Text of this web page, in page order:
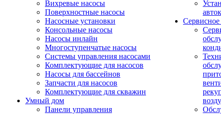
Вихревые насосы
Поверхностные насосы
Насосные установки
Консольные насосы
Насосы инлайн
Многоступенчатые насосы
Системы управления насосами
Комплектующие для насосов
Насосы для бассейнов
Запчасти для насосов
Комплектующие для скважин
Умный дом
Панели управления